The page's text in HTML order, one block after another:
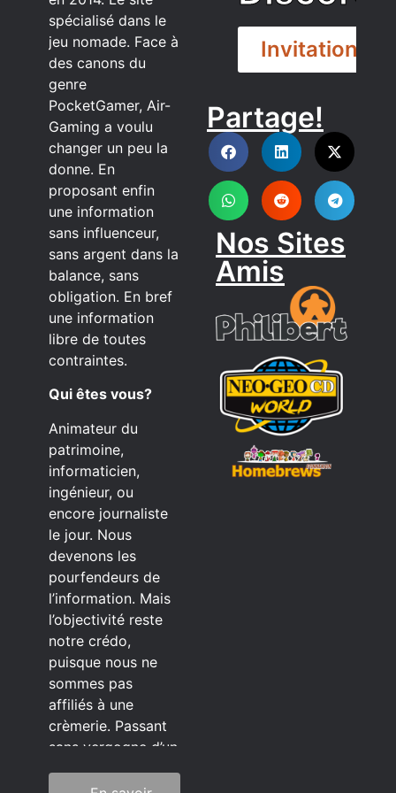
spécialisé dans le
jeu nomade. Face à
des canons du
genre
PocketGamer, Air-
Gaming a voulu
changer un peu la
donne. En
proposant enfin
une information
sans influenceur,
sans argent dans la
balance, sans
obligation. En bref
une information
libre de toutes
contraintes.
Qui êtes vous?
Animateur du
patrimoine,
informaticien,
ingénieur, ou
encore journaliste
le jour. Nous
devenons les
pourfendeurs de
l’information. Mais
l’objectivité reste
notre crédo,
puisque nous ne
sommes pas
affiliés à une
crèmerie. Passant
sans vergogne d’un
Invitation
DISCORD
Partage!
Nos Sites
Amis